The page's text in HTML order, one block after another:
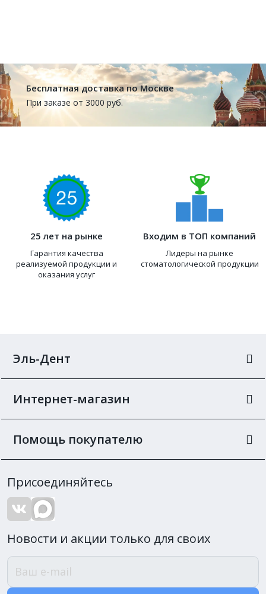
Бесплатная доставка по Москве
При заказе от 3000 руб.
25 лет на рынке
Гарантия качества
реализуемой продукции и
оказания услуг
Входим в ТОП компаний
Лидеры на рынке
стоматологической продукции
Эль-Дент
Интернет-магазин
Помощь покупателю
Присоединяйтесь
Новости и акции только для своих